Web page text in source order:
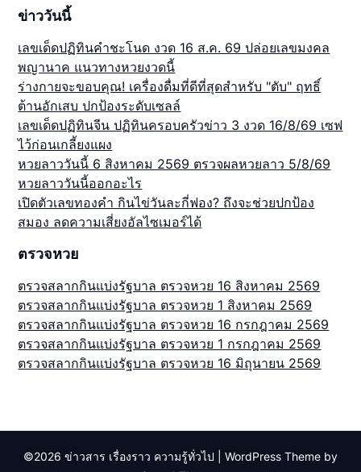
ข่าววันนี้
เลขเด็ดปฏิทินคำชะโนด งวด 16 ส.ค. 69 ปล่อยเลขมงคล
พญานาค แนวทางหวยงวดนี้
ร่างกายจะขอบคุณ! เครื่องดื่มที่ดีที่สุดสำหรับ "ตับ" ฤทธิ์
ต้านอักเสบ ปกป้องระดับเซลล์
เลขเด็ดปฏิทินจีน ปฏิทินครอบครัวข่าว 3 งวด 16/8/69 เซฟ
ไว้ก่อนเกลี้ยงแผง
หวยลาววันนี้ 6 สิงหาคม 2569 ตรวจผลหวยลาว 5/8/69
หวยลาววันนี้ออกอะไร
เปิดตัวเลขทองคำ กินไข่วันละกี่ฟอง? ถึงจะช่วยปกป้อง
สมอง ลดความเสี่ยงอัลไซเมอร์ได้
ตรวจหวย
ตรวจสลากกินแบ่งรัฐบาล ตรวจหวย 16 สิงหาคม 2569
ตรวจสลากกินแบ่งรัฐบาล ตรวจหวย 1 สิงหาคม 2569
ตรวจสลากกินแบ่งรัฐบาล ตรวจหวย 16 กรกฎาคม 2569
ตรวจสลากกินแบ่งรัฐบาล ตรวจหวย 1 กรกฎาคม 2569
ตรวจสลากกินแบ่งรัฐบาล ตรวจหวย 16 มิถุนายน 2569
©2026 ข่าวสาร เรื่องราว ความรู้ทั่วไป
| WordPress Theme by